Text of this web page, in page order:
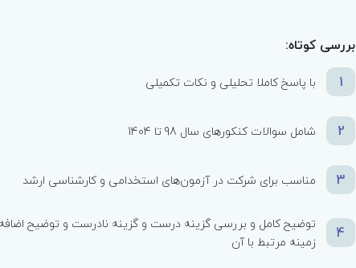
بررسی کوتاه:
1
با پاسخ کاملا تحلیلی و نکات تکمیلی
2 شامل سوالات کنکورهای سال 98 تا 1404
3 مناسب برای شرکت در آزمون‌های استخدامی و کارشناسی ارشد
4
توضیح کامل و بررسی گزینه درست و گزینه نادرست و توضیح
زمینه مرتبط با آن